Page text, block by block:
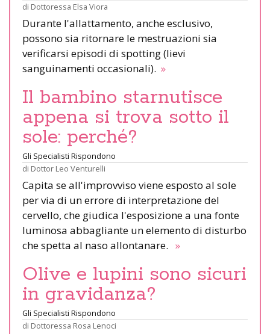
di Dottoressa Elsa Viora
Durante l'allattamento, anche esclusivo,
possono sia ritornare le mestruazioni sia
verificarsi episodi di spotting (lievi
sanguinamenti occasionali). »
Il bambino starnutisce
appena si trova sotto il
sole: perché?
Gli Specialisti Rispondono
di Dottor Leo Venturelli
Capita se all'improvviso viene esposto al sole
per via di un errore di interpretazione del
cervello, che giudica l'esposizione a una fonte
luminosa abbagliante un elemento di disturbo
che spetta al naso allontanare. »
Olive e lupini sono sicuri
in gravidanza?
Gli Specialisti Rispondono
di Dottoressa Rosa Lenoci